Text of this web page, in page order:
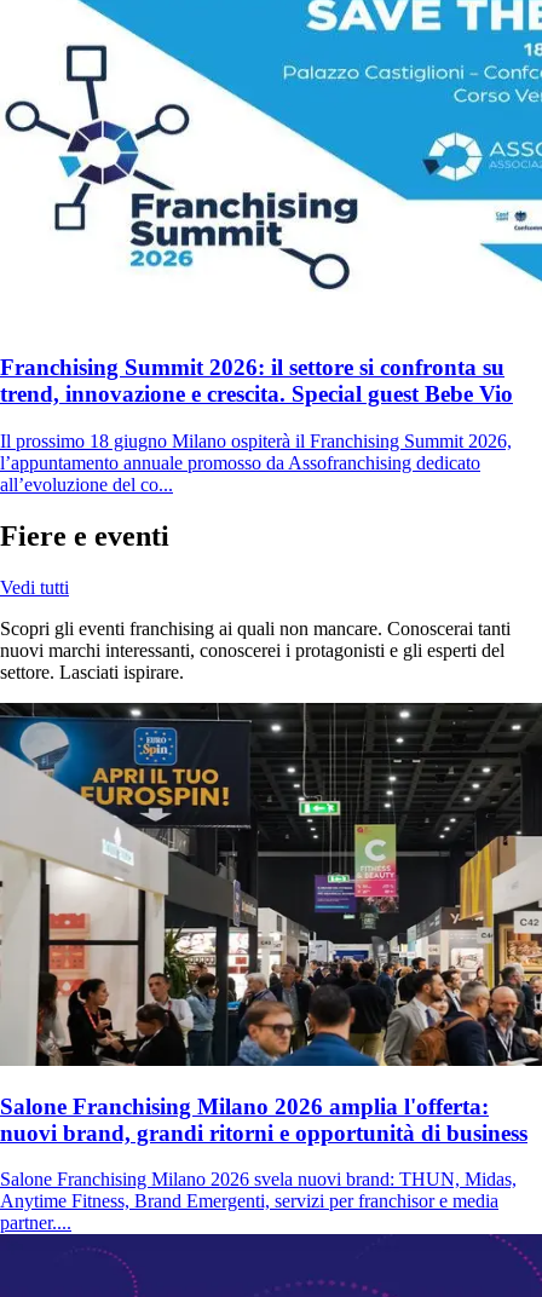
Franchising Summit 2026: il settore si confronta su
trend, innovazione e crescita. Special guest Bebe Vio
Il prossimo 18 giugno Milano ospiterà il Franchising Summit 2026,
l’appuntamento annuale promosso da Assofranchising dedicato
all’evoluzione del co...
Fiere e eventi
Vedi tutti
Scopri gli eventi franchising ai quali non mancare. Conoscerai tanti
nuovi marchi interessanti, conoscerei i protagonisti e gli esperti del
settore. Lasciati ispirare.
Salone Franchising Milano 2026 amplia l'offerta:
nuovi brand, grandi ritorni e opportunità di business
Salone Franchising Milano 2026 svela nuovi brand: THUN, Midas,
Anytime Fitness, Brand Emergenti, servizi per franchisor e media
partner....